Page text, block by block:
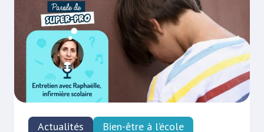
Actualités
Bien-être à l’école
Je m'inscris